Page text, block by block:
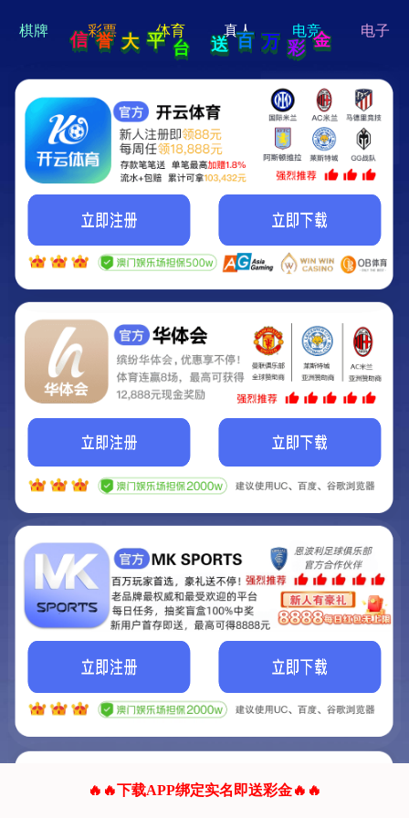
hi 💗
Hey Guys!
我们即将上线啦...
我们的网站正在建设.
它将是非常棒的网站.
联系我们!